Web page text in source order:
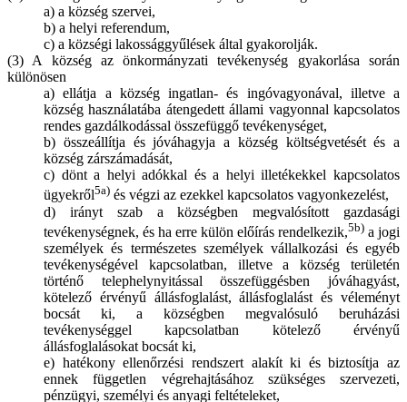
a) a község szervei,
b) a helyi referendum,
c) a községi lakossággyűlések által gyakorolják.
(3) A község az önkormányzati tevékenység gyakorlása során
különösen
a) ellátja a község ingatlan- és ingóvagyonával, illetve a
község használatába átengedett állami vagyonnal kapcsolatos
rendes gazdálkodással összefüggő tevékenységet,
b) összeállítja és jóváhagyja a község költségvetését és a
község zárszámadását,
c) dönt a helyi adókkal és a helyi illetékekkel kapcsolatos
ügyekről5a) és végzi az ezekkel kapcsolatos vagyonkezelést,
d) irányt szab a községben megvalósított gazdasági
tevékenységnek, és ha erre külön előírás rendelkezik,5b) a jogi
személyek és természetes személyek vállalkozási és egyéb
tevékenységével kapcsolatban, illetve a község területén
történő telephelynyitással összefüggésben jóváhagyást,
kötelező érvényű állásfoglalást, állásfoglalást és véleményt
bocsát ki, a községben megvalósuló beruházási
tevékenységgel kapcsolatban kötelező érvényű
állásfoglalásokat bocsát ki,
e) hatékony ellenőrzési rendszert alakít ki és biztosítja az
ennek független végrehajtásához szükséges szervezeti,
pénzügyi, személyi és anyagi feltételeket,